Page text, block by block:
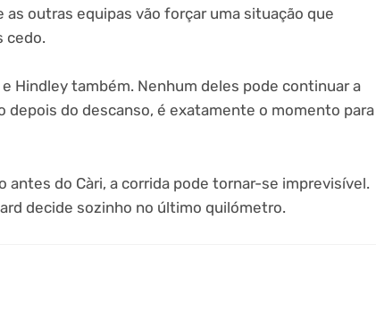
outras equipas vão forçar uma situação que
cedo.
Hindley também. Nenhum deles pode continuar a
depois do descanso, é exatamente o momento para
antes do Càri, a corrida pode tornar-se imprevisível.
decide sozinho no último quilómetro.